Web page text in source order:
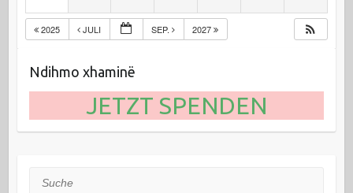
2025 JULI SEP. 2027
Ndihmo xhaminë
JETZT SPENDEN
Suche